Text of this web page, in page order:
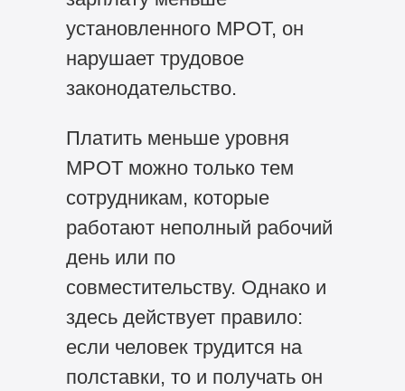
установленного МРОТ, он
нарушает трудовое
законодательство.
Платить меньше уровня
МРОТ можно только тем
сотрудникам, которые
работают неполный рабочий
день или по
совместительству. Однако и
здесь действует правило:
если человек трудится на
полставки, то и получать он